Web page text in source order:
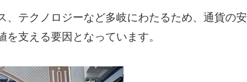
テクノロジーなど多岐にわたるため、通貨の安
支える要因となっています。